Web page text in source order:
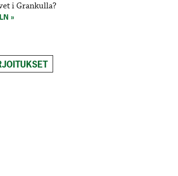
i Grankulla?